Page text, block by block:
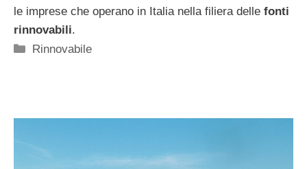
le imprese che operano in Italia nella filiera delle fonti
rinnovabili.
Categorie
Rinnovabile